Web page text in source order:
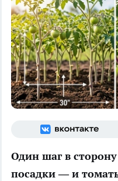
Один шаг в
посадки — и